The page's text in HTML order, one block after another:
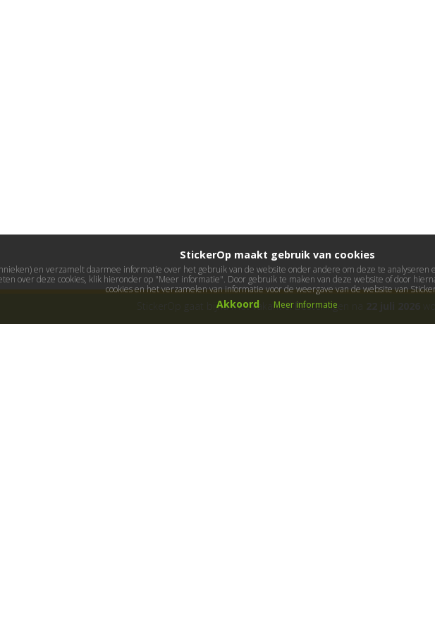
StickerOp gaat bijna met vakantie! Bestellingen na
StickerOp maakt gebruik van cookies
en verzamelt daarmee informatie over het gebruik van de website onder andere om deze te
over deze cookies, klik hieronder op "Meer informatie". Door gebruik te maken van deze website of door
cookies en het verzamelen van informatie voor de weergave van de website van
Akkoord Meer informatie